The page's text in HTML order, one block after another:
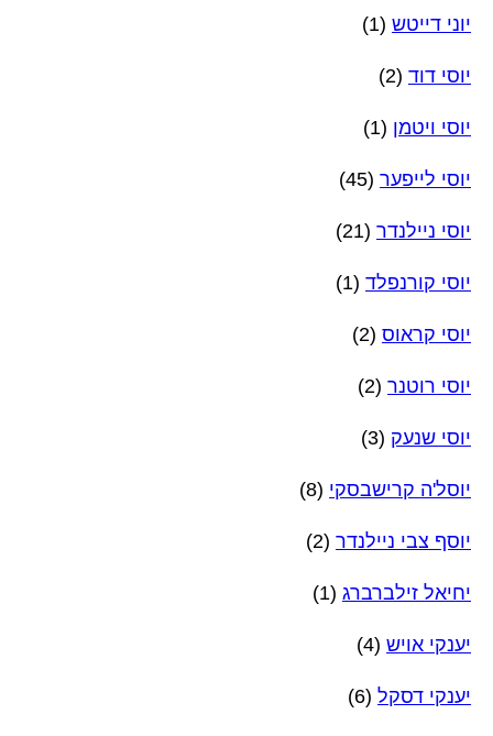
יוני דייטש (1)
יוסי דוד (2)
יוסי ויטמן (1)
יוסי לייפער (45)
יוסי ניילנדר (21)
יוסי קורנפלד (1)
יוסי קראוס (2)
יוסי רוטנר (2)
יוסי שנעק (3)
יוסל'ה קרישבסקי (8)
יוסף צבי ניילנדר (2)
יחיאל זילברברג (1)
יענקי אויש (4)
יענקי דסקל (6)